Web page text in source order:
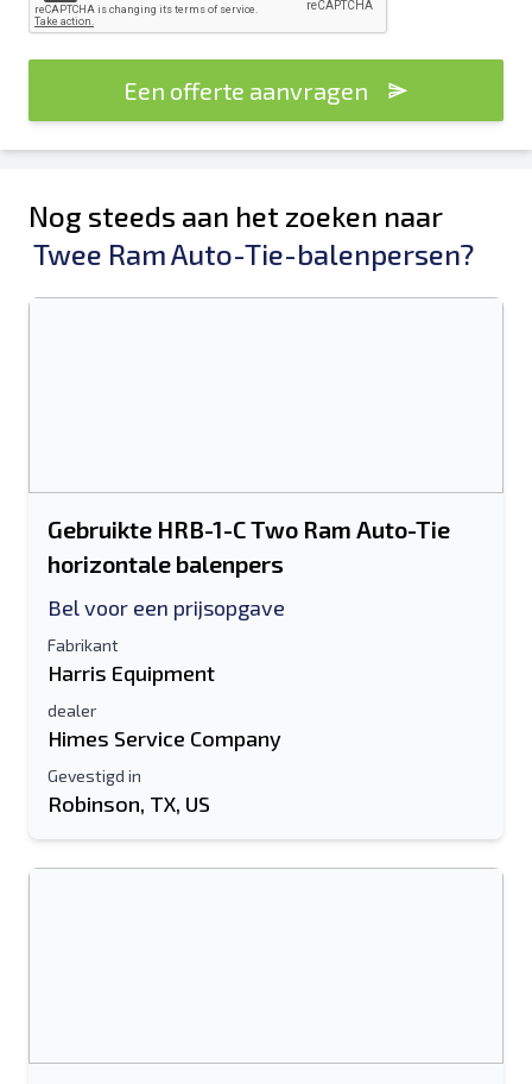
Een offerte aanvragen
Nog steeds aan het zoeken naar
Twee Ram Auto-Tie-balenpersen?
Gebruikte HRB-1-C Two Ram Auto-Tie
horizontale balenpers
Bel voor een prijsopgave
Fabrikant
Harris Equipment
dealer
Himes Service Company
Gevestigd in
Robinson, TX, US